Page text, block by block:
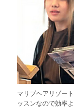
マリブヘアリゾー
ッスンなので効率